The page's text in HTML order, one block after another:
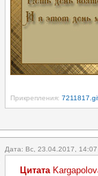
Прикрепления:
Дата: Вс, 23.04.2017,
Цитата